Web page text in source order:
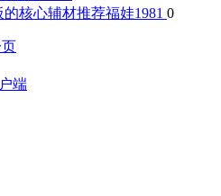
的核心辅材推荐福娃1981 0
端